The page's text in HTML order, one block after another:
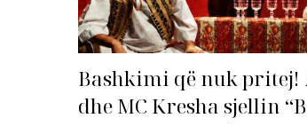
Bashkimi që nuk
dhe MC Kresha sjellin